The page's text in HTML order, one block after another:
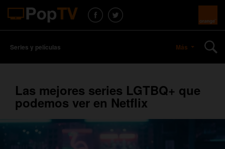
Series y películas Más
Las mejores series LGTBQ+ que
podemos ver en Netflix